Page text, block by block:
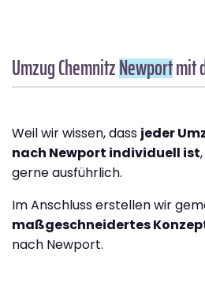
Umzug ChemnitzNewportmit
Weil wir wissen, dass jeder
nach Newport individuell ist
gerne ausführlich.
Im Anschluss erstellen wir
maßgeschneidertes
nach Newport.